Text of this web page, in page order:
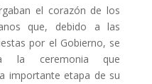
el corazón de los
que, debido a las
por el Gobierno, se
la ceremonia que
importante etapa de su